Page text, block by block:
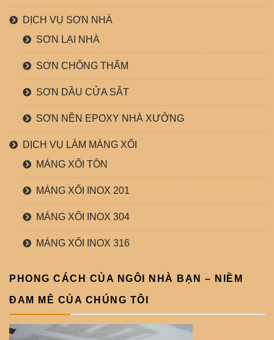
DỊCH VỤ SƠN NHÀ
SƠN LẠI NHÀ
SƠN CHỐNG THẤM
SƠN DẦU CỬA SẮT
SƠN NỀN EPOXY NHÀ XƯỞNG
DỊCH VỤ LÀM MÁNG XỐI
MÁNG XỐI TÔN
MÁNG XỐI INOX 201
MÁNG XỐI INOX 304
MÁNG XỐI INOX 316
PHONG CÁCH CỦA NGÔI NHÀ BẠN – NIỀM
ĐAM MÊ CỦA CHÚNG TÔI